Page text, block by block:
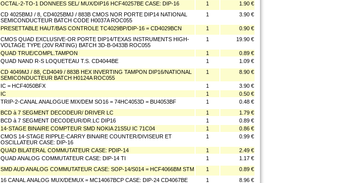
OCTAL-2-TO-1 DONNEES SEL/ MUX/DIP16 HCF40257BE CASE: DIP-16 1
1.90 €
CD 4025BMJ / 8, CD4025BMJ / 883B CMOS NOR PORTE DIP14 NATIONAL
SEMICONDUCTEUR BATCH CODE H0037A ROC055
1 3.90 €
PRESETTABLE HAUT/BAS CONTROLE TC4029BP/DIP-16 = CD4029BCN 1
0.90 €
CMOS QUAD EXCLUSIVE-OR PORTE DIP14/TEXAS INSTRUMENTS HIGH-
VOLTAGE TYPE (20V RATING) BATCH 3D-B-0433B ROC055
1 19.90 €
QUAD TRUE/COMPL.TAMPON 1
0.89 €
QUAD NAND R-S LOQUETEAU T.S. CD4044BE 1
1.09 €
CD 4049MJ / 88, CD4049 / 883B HEX INVERTING TAMPON DIP16/NATIONAL
SEMICONDUCTEUR BATCH H0124A ROC055
1 8.90 €
IC = HCF4050BFX 1
3.90 €
IC 1
0.50 €
TRIP-2-CANAL ANALOGUE MIX/DEM SO16 = 74HC4053D = BU4053BF 1
0.48 €
BCD à 7 SEGMENT DECODEUR/ DRIVER LC 1
1.79 €
BCD à 7 SEGMENT DECODEUR/DR.LC DIP16 1
0.89 €
14-STAGE BINAIRE COMPTEUR SMD NOKIA 21S5U IC 71C04 1
0.86 €
CMOS 14-STAGE RIPPLE-CARRY BINAIRE COUNTER/DIVISEUR ET
OSCILLATEUR CASE: DIP-16
1 0.99 €
QUAD BILATERAL COMMUTATEUR CASE: PDIP-14 1
2.49 €
QUAD ANALOG COMMUTATEUR CASE: DIP-14 TI 1
1.17 €
SMD AUD ANALOG COMMUTATEUR CASE: SOP-14/S014 = HCF4066BM STM 1
0.89 €
16 CANAL ANALOG MUX/DEMUX = MC14067BCP CASE: DIP-24 CD4067BE 1
8.96 €